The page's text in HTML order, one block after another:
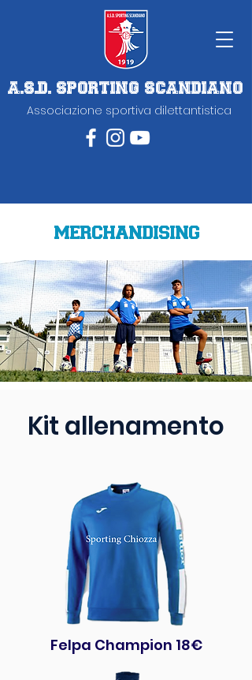
A.S.D. SPORTING SCANDIANO
Associazione sportiva dilettantistica
merchandising
Kit allenamento
Felpa Champion 18€